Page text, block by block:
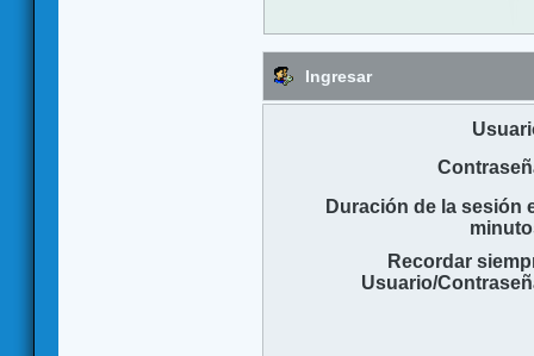
Ingresar
Duración de la sesión
Recordar
Usuario/